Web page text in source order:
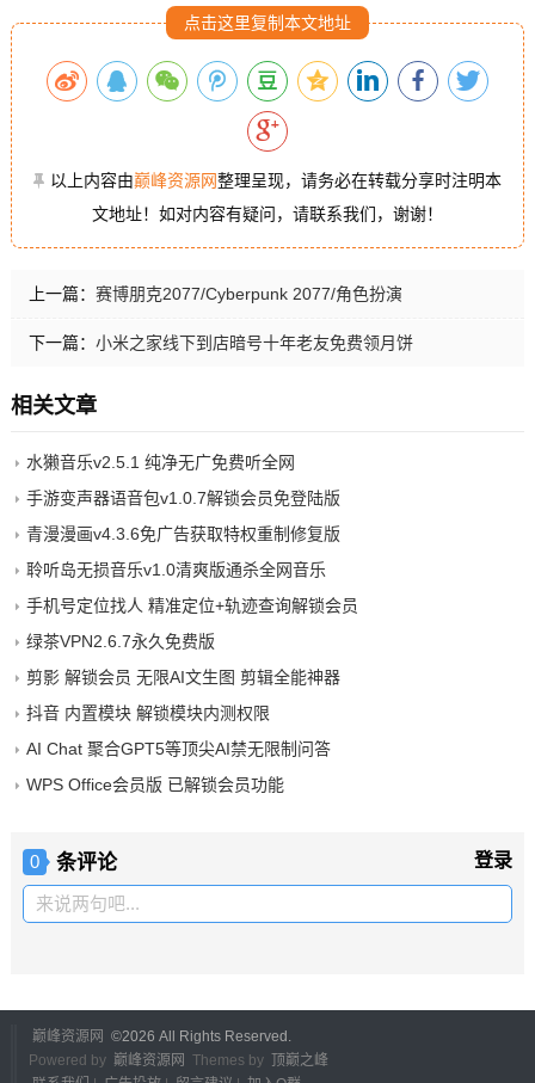
点击这里复制本文地址
以上内容由巅峰资源网整理呈现，请务必在转载分享时注明本
文地址！如对内容有疑问，请联系我们，谢谢！
上一篇： 赛博朋克2077/Cyberpunk 2077/角色扮演
下一篇： 小米之家线下到店暗号十年老友免费领月饼
相关文章
水獭音乐v2.5.1 纯净无广免费听全网
手游变声器语音包v1.0.7解锁会员免登陆版
青漫漫画v4.3.6免广告获取特权重制修复版
聆听岛无损音乐v1.0清爽版通杀全网音乐
手机号定位找人 精准定位+轨迹查询解锁会员
绿茶VPN2.6.7永久免费版
剪影 解锁会员 无限AI文生图 剪辑全能神器
抖音 内置模块 解锁模块内测权限
AI Chat 聚合GPT5等顶尖AI禁无限制问答
WPS Office会员版 已解锁会员功能
0 条评论 登录
来说两句吧...
巅峰资源网 ©2026 All Rights Reserved.
Powered by 巅峰资源网 Themes by
顶巅之峰